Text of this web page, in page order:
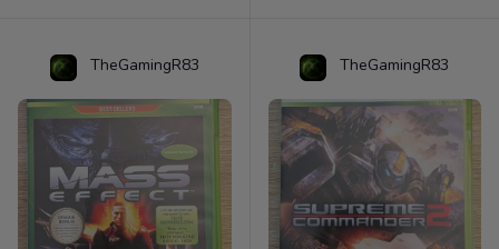
TheGamingR83 TheGamingR83